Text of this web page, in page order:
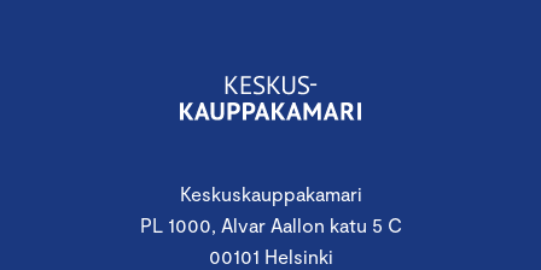
Keskuskauppakamari
PL 1000, Alvar Aallon katu 5 C
00101 Helsinki